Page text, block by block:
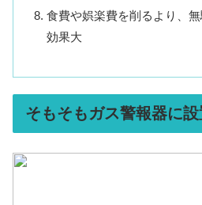
食費や娯楽費を削るより、
効果大
そもそもガス警報器に